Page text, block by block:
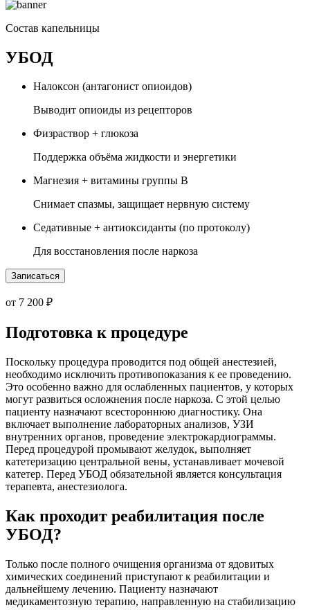
Состав капельницы
УБОД
Налоксон (антагонист опиоидов)
Выводит опиоиды из рецепторов
Физраствор + глюкоза
Поддержка объёма жидкости и энергетики
Магнезия + витамины группы B
Снимает спазмы, защищает нервную систему
Седативные + антиоксиданты (по протоколу)
Для восстановления после наркоза
Записаться
от 7 200 ₽
Подготовка к процедуре
Поскольку процедура проводится под общей анестезией,
необходимо исключить противопоказания к ее проведению.
Это особенно важно для ослабленных пациентов, у которых
могут развиться осложнения после наркоза. С этой целью
пациенту назначают всестороннюю диагностику. Она
включает выполнение лабораторных анализов, УЗИ
внутренних органов, проведение электрокардиограммы.
Перед процедурой промывают желудок, выполняет
катетеризацию центральной вены, устанавливает мочевой
катетер. Перед УБОД обязательной является консультация
терапевта, анестезиолога.
Как проходит реабилитация после
УБОД?
Только после полного очищения организма от ядовитых
химических соединений приступают к реабилитации и
дальнейшему лечению. Пациенту назначают
медикаментозную терапию, направленную на стабилизацию